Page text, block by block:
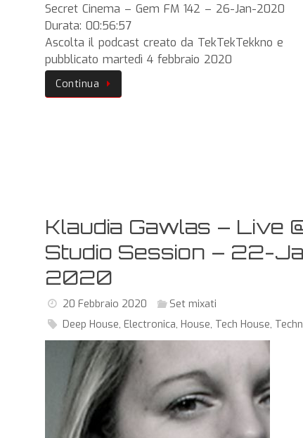
Secret Cinema – Gem FM 142 – 26-Jan-2020
Durata: 00:56:57
Ascolta il podcast creato da TekTekTekkno e
pubblicato martedì 4 febbraio 2020
Continua
Klaudia Gawlas – Live
Studio Session – 22-
2020
20 Febbraio 2020
Set mixati
Deep House, Electronica, House, Tech House,